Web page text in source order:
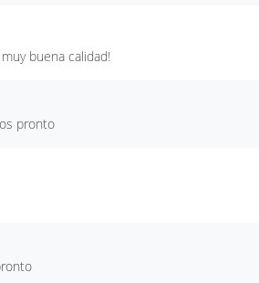
buena calidad!
pronto